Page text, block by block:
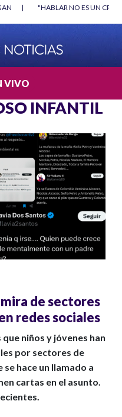
|
"HABLAR NO ES UN
VIVO
INFANTIL
de sectores
redes sociales
niños y jóvenes han
por sectores de
hace un llamado a
cartas en el asunto.